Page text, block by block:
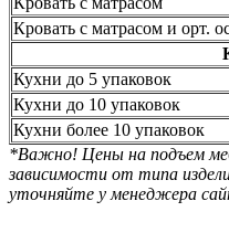
Кровать с матрасом и орт.
Кухни до 5 упаковок
Кухни до 10 упаковок
Кухни более 10 упаковок
*Важно! Цены на подъем
зависимости от типа
уточняйте у менеджера